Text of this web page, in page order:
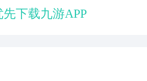
先下载九游APP